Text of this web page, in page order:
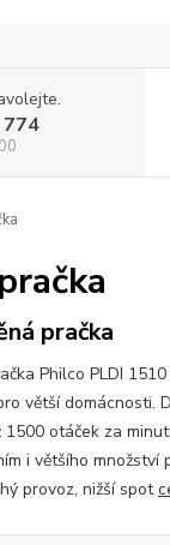
pračka
Philco PLDI
větší domácnosti.
otáček za
i většího
provoz, nižší spot